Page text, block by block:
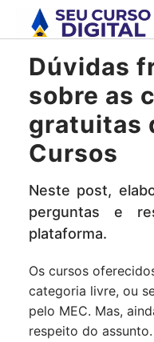
para
conteúdoDúvidas
sobre as
gratuitas
Cursos
Neste post,
perguntas e
plataforma.
Os cursos
categoria livre, ou
pelo MEC. Mas,
respeito do